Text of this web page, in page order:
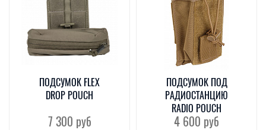
ПОДСУМОК FLEX
DROP POUCH
7 300 руб
ПОДСУМОК ПОД
РАДИОСТАНЦИЮ
RADIO POUCH
4 600 руб